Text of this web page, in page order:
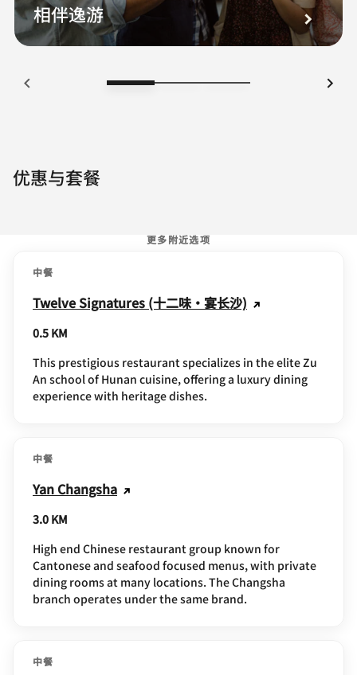
相伴逸游
优惠与套餐
更多附近选项
中餐
Twelve Signatures (十二味·宴长沙)
0.5 KM
This prestigious restaurant specializes in the elite Zu
An school of Hunan cuisine, offering a luxury dining
experience with heritage dishes.
中餐
Yan Changsha
3.0 KM
High end Chinese restaurant group known for
Cantonese and seafood focused menus, with private
dining rooms at many locations. The Changsha
branch operates under the same brand.
中餐